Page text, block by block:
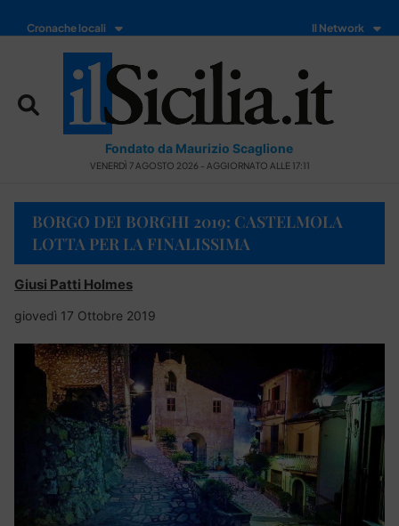
Cronache locali Il Network
Fondato da Maurizio Scaglione
VENERDÌ 7 AGOSTO 2026 - AGGIORNATO ALLE 17:11
BORGO DEI BORGHI 2019: CASTELMOLA
LOTTA PER LA FINALISSIMA
Giusi Patti Holmes
giovedì 17 Ottobre 2019